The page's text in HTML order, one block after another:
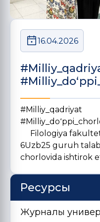
16.04.2026
#Milliy_qadriyat
Filologiya
6Uzb25 guruh
chorlovida ishtirok
Ресурсы
Журналы